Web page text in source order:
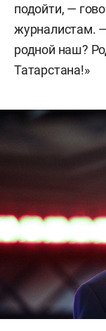
подойти, —
журналистам.
родной наш?
Татарстана!»